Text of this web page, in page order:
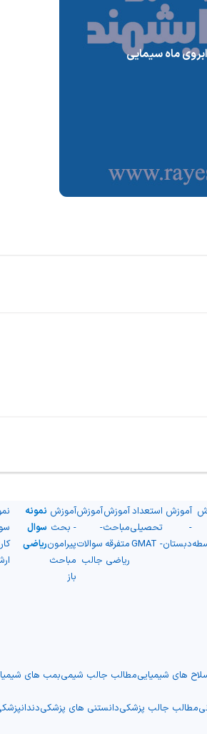
ماه سیمایی
آموزش
-
دبستان
استعداد
تحصیلی
- GMAT
آموزش
مباحث
متفرقه
ریاضی
آموزش
-
سوالات
جالب
آموزش
- بحث
پیرامون
مباحث
باز
نمونه
سوال
ریاضی
های شیمیاییمطالب جالب شیمیبمب های
مطالب جالب پزشکیدانستنی های پزشکی